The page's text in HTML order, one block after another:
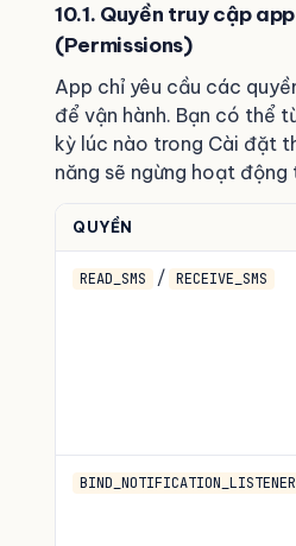
10.1. Quyền truy cập
(Permissions)
App chỉ yêu cầu các
để vận hành. Bạn có thể
kỳ lúc nào trong Cài đặt
năng sẽ ngừng hoạt động
QUYỀN
READ_SMS / RECEIVE_SMS